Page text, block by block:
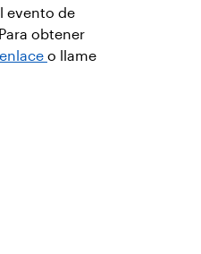
evento de
obtener
enlace o llame